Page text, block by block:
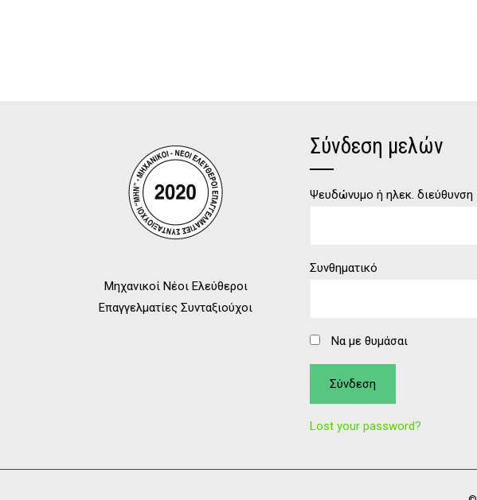
Μηχανικοί Νέοι Ελεύθεροι
Επαγγελματίες Συνταξιούχοι
Σύνδεση μελών
Ψευδώνυμο ή ηλεκ. διεύθυνση
Συνθηματικό
Να με θυμάσαι
Lost your password?